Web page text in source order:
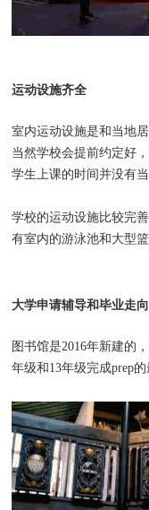
运动设施齐全
室内运动设施是和当地居
当然学校会提前约定好，
学生上课的时间并没有当
学校的运动设施比较完善
有室内的游泳池和大型
大学申请辅导和毕业走向
图书馆是2016年新建的
年级和13年级完成prep的